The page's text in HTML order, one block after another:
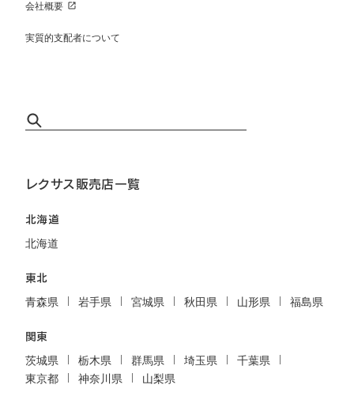
会社概要
実質的支配者について
レクサス販売店一覧
北海道
北海道
東北
青森県 岩手県 宮城県 秋田県 山形県 福島県
関東
茨城県 栃木県 群馬県 埼玉県
千葉県
東京都
神奈川県 山梨県